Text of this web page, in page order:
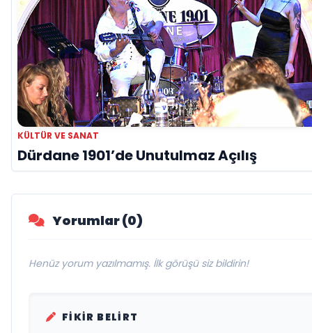
KÜLTÜR VE SANAT
Dürdane 1901’de Unutulmaz Açılış
Yorumlar (0)
Henüz yorum yazılmamış. İlk görüşü siz bildirin!
FIKIR BELIRT